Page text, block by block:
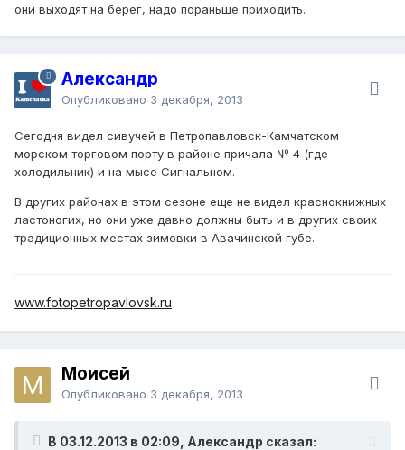
они выходят на берег, надо пораньше приходить.
Александр
Опубликовано 3 декабря, 2013
Сегодня видел сивучей в Петропавловск-Камчатском
морском торговом порту в районе причала № 4 (где
холодильник) и на мысе Сигнальном.
В других районах в этом сезоне еще не видел краснокнижных
ластоногих, но они уже давно должны быть и в других своих
традиционных местах зимовки в Авачинской губе.
www.fotopetropavlovsk.ru
Моисей
Опубликовано 3 декабря, 2013
В 03.12.2013 в 02:09, Александр сказал: